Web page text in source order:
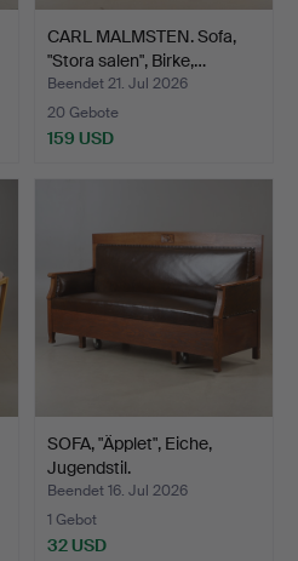
CARL MALMSTEN. Sofa,
"Stora salen", Birke,…
Beendet 21. Jul 2026
20 Gebote
159 USD
SOFA, "Äpplet", Eiche,
Jugendstil.
Beendet 16. Jul 2026
1 Gebot
32 USD